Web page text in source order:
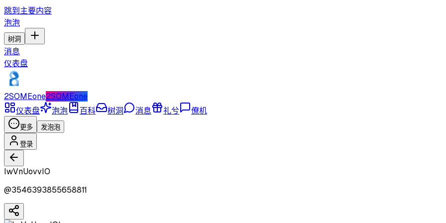
跳到主要内容
泡泡
树洞
消息
仪表盘
2SOMEone2SOMEone
仪表盘
泡泡 百科 树洞 消息 礼兮 僚机
更多 发泡泡
登录
IwVnUovvIO
@3546393855658811